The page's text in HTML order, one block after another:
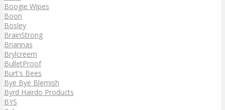
Boogie Wipes
Boon
Bosley
BrainStrong
Briannas
Brylcreem
BulletProof
Burt's Bees
Bye Bye Blemish
Byrd Hairdo Products
BYS